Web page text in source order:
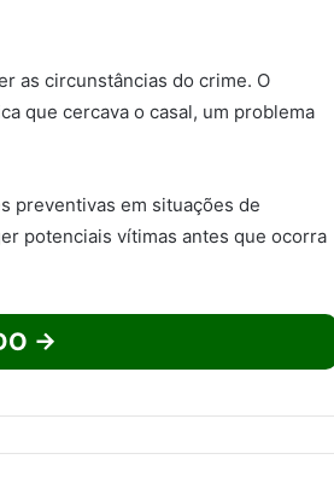
as circunstâncias do crime. O
que cercava o casal, um problema
preventivas em situações de
potenciais vítimas antes que ocorra
→